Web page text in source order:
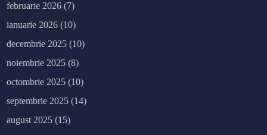
februarie 2026 (7)
ianuarie 2026 (10)
decembrie 2025 (10)
noiembrie 2025 (8)
octombrie 2025 (10)
septembrie 2025 (14)
august 2025 (15)